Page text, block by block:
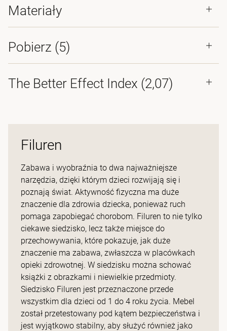
Materiały
Pobierz (5)
The Better Effect Index (2,07)
Filuren
Zabawa i wyobraźnia to dwa najważniejsze
narzędzia, dzięki którym dzieci rozwijają się i
poznają świat. Aktywność fizyczna ma duże
znaczenie dla zdrowia dziecka, ponieważ ruch
pomaga zapobiegać chorobom. Filuren to nie tylko
ciekawe siedzisko, lecz także miejsce do
przechowywania, które pokazuje, jak duże
znaczenie ma zabawa, zwłaszcza w placówkach
opieki zdrowotnej. W siedzisku można schować
książki z obrazkami i niewielkie przedmioty.
Siedzisko Filuren jest przeznaczone przede
wszystkim dla dzieci od 1 do 4 roku życia. Mebel
został przetestowany pod kątem bezpieczeństwa i
jest wyjątkowo stabilny, aby służyć również jako